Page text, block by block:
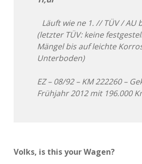
Adventskalender
Adventskalender
Adventskalender
Läuft wie ne 1. // TÜV / AU
(letzter TÜV: keine
Mängel bis auf leichte
Unterboden)
EZ – 08/92 – KM 222260 –
Frühjahr 2012 mit 196.000
Volks, is this your Wagen?